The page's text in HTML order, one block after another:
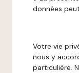
données
Votre vie
nous y
particulière.